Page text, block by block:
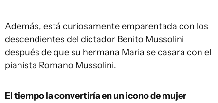
Además, está curiosamente emparentada con los
descendientes del dictador Benito Mussolini
después de que su hermana Maria se casara con el
pianista Romano Mussolini.
El tiempo la convertiría en un icono de mujer